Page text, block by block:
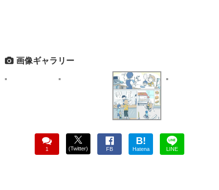
画像ギャラリー
1 (Twitter) FB
B!
Hatena LINE